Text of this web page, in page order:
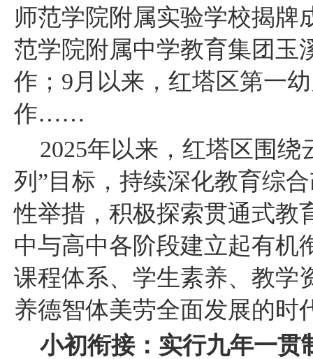
师范学院附属实验学校揭牌
范学院附属中学教育集团玉
作；9月以来，红塔区第一
作……
2025年以来，红塔区围
列”目标，持续深化教育综
性举措，积极探索贯通式教
中与高中各阶段建立起有机
课程体系、学生素养、教学
养德智体美劳全面发展的时
小初衔接：实行九年一贯